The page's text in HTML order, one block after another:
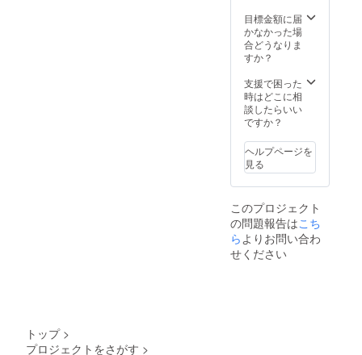
くださ
い！
が記載
されて
います
に必ず
ご確認
くださ
い。 毎
褒美や
贈り物
にぴっ
たりの
ケーキ
を、こ
の機会
にぜひ
お試し
製品、
卵、
ナッツ
保存方
法、消
費期
限；冷
蔵で10
日(発送
し上が
る前
に、常
温にも
どすこ
とをお
すすめ
卵、小
麦粉、
砂糖、
レモン
果汁、
レモン
の皮、
ジャ
糖、
ナッツ
類 アレ
ルギー
表示に
つい
て；小
賞味期
限；外
装に記
クエン
ドシト
ロン
（金の
棒） 名
称；焼
き菓子
内容
本
（140×
60×55
㎜） 原
材料；
茶
（ティ
ーバッ
パック
（ティ
ーバッ
グ
個） 大
きさ；
200×70
×60㎜
料；
茶、レ
モン
（静岡
県産）
100%
◯消費
期限 青
果です
到着後
できる
だけ早
くお召
りくだ
さい。
◯保存
方法、
または
冷暗所
で保管
してく
ださ
目標金額に届
かなかった場
合どうなりま
すか？
支援で困った
時はどこに相
談したらいい
ですか？
ヘルプページを
見る
このプロジェクト
の問題報告はこち
ら よりお問い合わ
せください
トップ >
プロジェクトをさがす >